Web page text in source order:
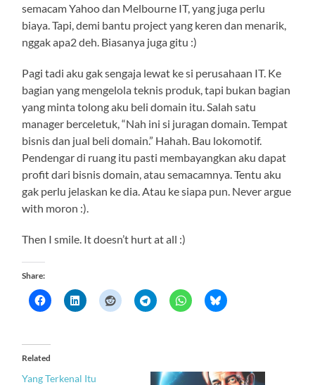
semacam Yahoo dan Melbourne IT, yang juga perlu
biaya. Tapi, demi bantu project yang keren dan menarik,
nggak apa2 deh. Biasanya juga gitu :)
Pagi tadi aku gak sengaja lewat ke si perusahaan IT. Ke
bagian yang mengelola teknis produk, tapi bukan bagian
yang minta tolong aku beli domain itu. Salah satu
manager berceletuk, “Nah ini si juragan domain. Tempat
bisnis dan jual beli domain.” Hahah. Bau lokomotif.
Pendengar di ruang itu pasti membayangkan aku dapat
profit dari bisnis domain, atau semacamnya. Tentu aku
gak perlu jelaskan ke dia. Atau ke siapa pun. Never argue
with moron :).
Then I smile. It doesn’t hurt at all :)
Share:
Related
Yang Terkenal Itu